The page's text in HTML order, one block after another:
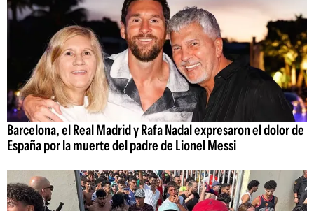
Barcelona, el Real Madrid y Rafa Nadal expresaron el dolor de
España por la muerte del padre de Lionel Messi